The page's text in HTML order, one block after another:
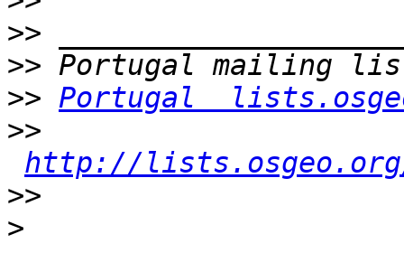
>>
>>
>> Portugal
>>
http://
>>
>